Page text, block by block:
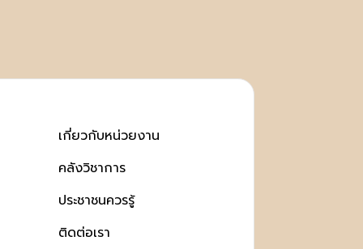
เกี่ยวกับหน่วยงาน
คลังวิชาการ
ประชาชนควรรู้
ติดต่อเรา